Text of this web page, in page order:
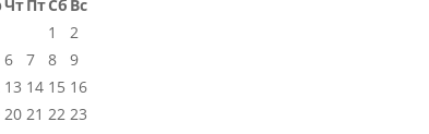
ЧтПтСб Вс
1
2
6 7 8
9
13 14 15 16
20 21 22 23